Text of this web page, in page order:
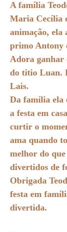
A família
Maria Cecília
animação, ela
primo Antony
Adora ganhar
do titio Luan.
Lais.
Da família ela
a festa em
curtir o
ama quando
melhor do que
divertidos de
Obrigada
festa em
divertida.